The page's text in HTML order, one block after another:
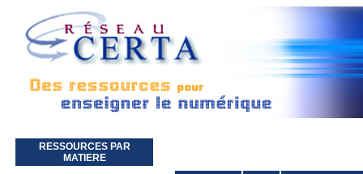
Aller au contenu principal
RESSOURCES PAR
MATIERE